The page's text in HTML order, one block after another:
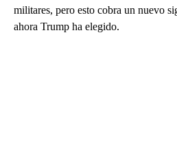
militares, pero esto cobra un nuevo
ahora Trump ha elegido.